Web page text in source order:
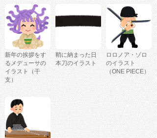
新年の挨拶をす
るメデューサの
イラスト（干
支）
鞘に納まった日
本刀のイラスト
ロロノア・ゾロ
のイラスト
（ONE PIECE）